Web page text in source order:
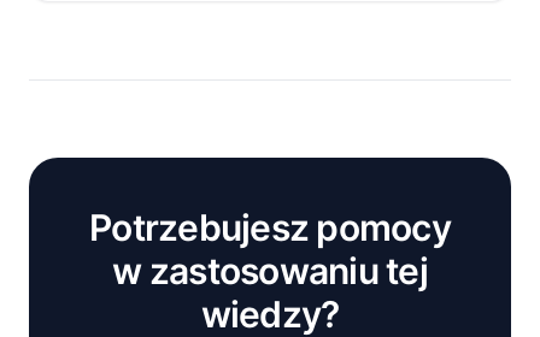
Potrzebujesz pomocy
w zastosowaniu tej
wiedzy?